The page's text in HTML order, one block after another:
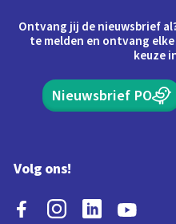
Ontvang jij de nieuwsbrief
te melden en ontvang
keuze
Nieuwsbrief PO
Volg ons!